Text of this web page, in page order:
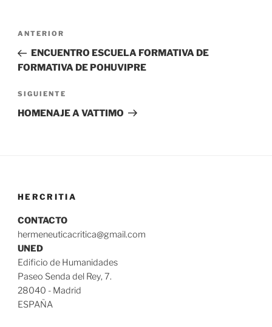
Navegación
entradas
Entrada
anterior:
ANTERIOR
ENCUENTRO ESCUELA FORMATIVA DE
FORMATIVA DE POHUVIPRE
Siguiente
entrada
SIGUIENTE
HOMENAJE A VATTIMO
HERCRITIA
CONTACTO
hermeneuticacritica@gmail.com
UNED
Edificio de Humanidades
Paseo Senda del Rey, 7.
28040 - Madrid
ESPAÑA